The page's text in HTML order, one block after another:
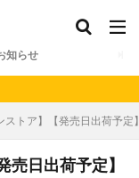
知らせ
ストア】【発売日出荷予
売日出荷予定】